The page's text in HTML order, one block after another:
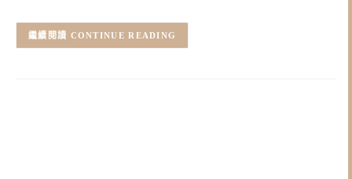
CONTINUE READING